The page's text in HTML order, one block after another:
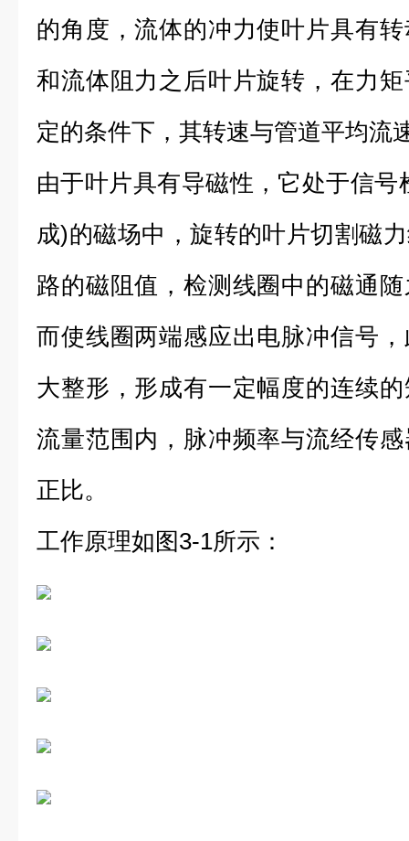
的角度，流体的冲力使叶片具有
和流体阻力之后叶片旋转，在力
定的条件下，其转速与管道平均流
由于叶片具有导磁性，它处于信
成)的磁场中，旋转的叶片切割磁
路的磁阻值，检测线圈中的磁通
而使线圈两端感应出电脉冲信号
大整形，形成有一定幅度的连续
流量范围内，脉冲频率与流经传
正比。
工作原理如图3-1所示：